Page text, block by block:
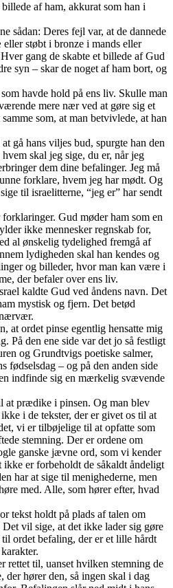
af ham, akkurat som han i
sådan: Deres fejl var, at de dannede
støbt i bronze i mands eller
gang de skabte et billede af Gud
syn – skar de noget af ham bort, og
havde hold på ens liv. Skulle man
mere nær ved at gøre sig et
som, at man betvivlede, at han
gå hans viljes bud, spurgte han den
skal jeg sige, du er, når jeg
dem dine befalinger. Jeg må
forklare, hvem jeg har mødt. Og
til israelitterne, “jeg er” har sendt
Gud møder ham som en
ikke mennesker regnskab for,
al ønskelig tydelighed fremgå af
lydigheden skal han kendes og
og billeder, hvor man kan være i
der befaler over ens liv.
kaldte Gud ved åndens navn. Det
mystisk og fjern. Det betød
at ordet pinse egentlig hensatte mig
På den ene side var det jo så festligt
og Grundtvigs poetiske salmer,
fødselsdag – og på den anden side
indfinde sig en mærkelig svævende
at prædike i pinsen. Og man blev
i de tekster, der er givet os til at
vi er tilbøjelige til at opfatte som
stemning. Der er ordene om
ganske jævne ord, som vi kender
ikke er forbeholdt de såkaldt åndeligt
har at sige til menighederne, men
med. Alle, som hører efter, hvad
tekst holdt på plads af talen om
vil sige, at det ikke lader sig gøre
ordet befaling, der er et lille hårdt
rettet til, uanset hvilken stemning de
hører den, så ingen skal i dag